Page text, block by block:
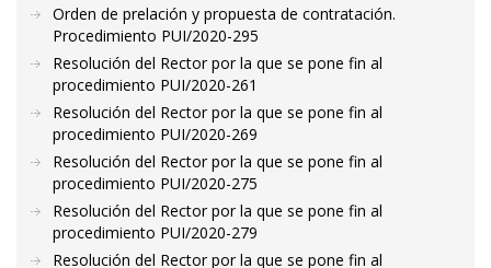
Orden de prelación y propuesta de contratación.
Procedimiento PUI/2020-295
Resolución del Rector por la que se pone fin al
procedimiento PUI/2020-261
Resolución del Rector por la que se pone fin al
procedimiento PUI/2020-269
Resolución del Rector por la que se pone fin al
procedimiento PUI/2020-275
Resolución del Rector por la que se pone fin al
procedimiento PUI/2020-279
Resolución del Rector por la que se pone fin al